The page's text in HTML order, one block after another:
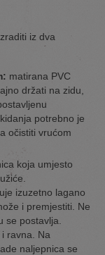
iz dva
matirana PVC
držati na zidu,
potrebno je
očistiti vrućom
koja umjesto
izuzetno lagano
i premjestiti. Ne
se postavlja.
ravna. Na
naljepnica se